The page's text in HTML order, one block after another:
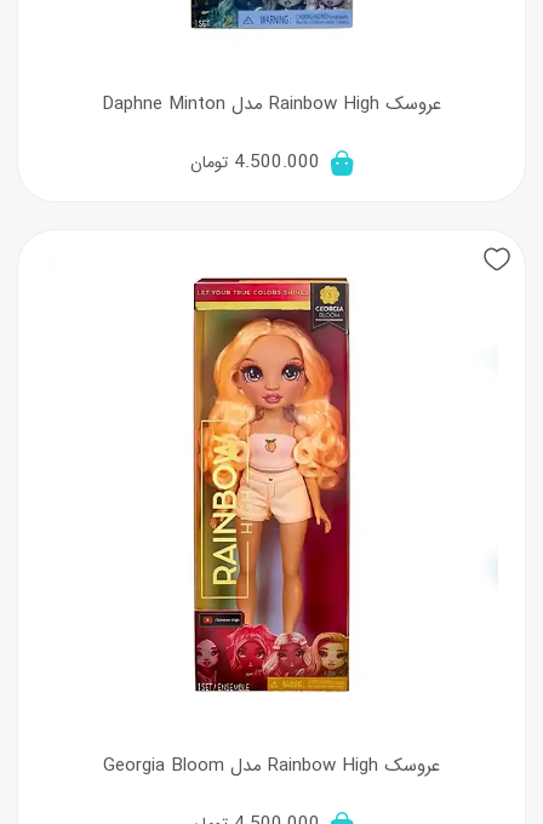
عروسک Rainbow High مدل Daphne Minton
4.500.000 تومان
عروسک Rainbow High مدل Georgia Bloom